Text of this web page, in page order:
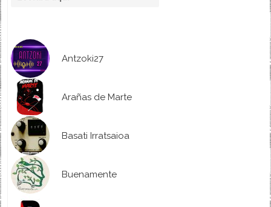
Antzoki27
Arañas de Marte
Basati Irratsaioa
Buenamente